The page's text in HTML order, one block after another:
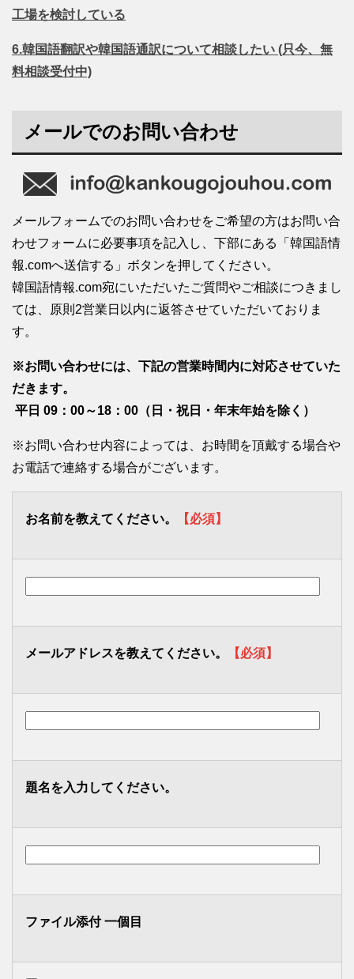
工場を検討している
6.韓国語翻訳や韓国語通訳について相談したい (只今、無
料相談受付中)
メールでのお問い合わせ
メールフォームでのお問い合わせをご希望の方はお問い合
わせフォームに必要事項を記入し、下部にある「韓国語情
報.comへ送信する」ボタンを押してください。
韓国語情報.com宛にいただいたご質問やご相談につきまし
ては、原則2営業日以内に返答させていただいておりま
す。
※お問い合わせには、下記の営業時間内に対応させていた
だきます。
平日 09：00～18：00（日・祝日・年末年始を除く）
※お問い合わせ内容によっては、お時間を頂戴する場合や
お電話で連絡する場合がございます。
お名前を教えてください。 【必須】
メールアドレスを教えてください。 【必須】
題名を入力してください。
ファイル添付 一個目